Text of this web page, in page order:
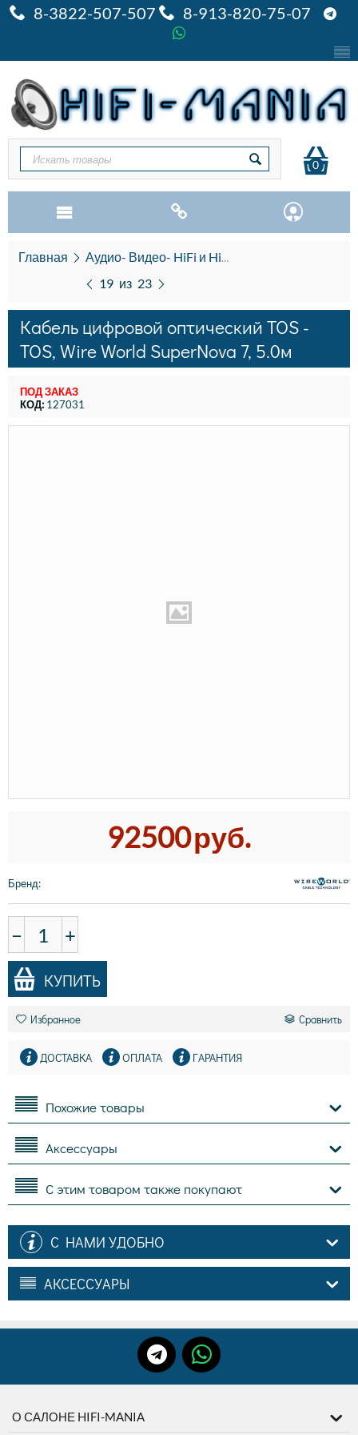
8-3822-507-507 8-913-820-75-07
0
Главная Аудио- Видео- HiFi и HiEND
19 из 23
Кабель цифровой оптический TOS -
TOS, Wire World SuperNova 7, 5.0м
ПОД ЗАКАЗ
КОД: 127031
92500руб.
Бренд:
− +
КУПИТЬ
Избранное Сравнить
ДОСТАВКА ОПЛАТА ГАРАНТИЯ
Похожие товары
Аксессуары
С этим товаром также покупают
С НАМИ УДОБНО
АКСЕССУАРЫ
О САЛОНЕ HIFI-MANIA